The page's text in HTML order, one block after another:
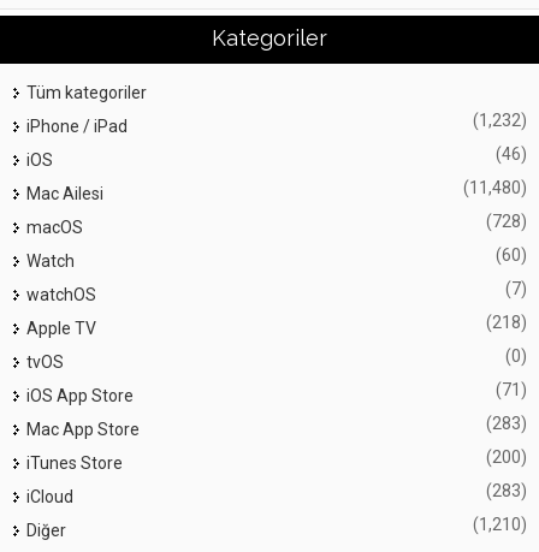
Kategoriler
Tüm kategoriler
iPhone / iPad
(1,232)
iOS (46)
Mac Ailesi (11,480)
macOS (728)
Watch (60)
watchOS (7)
Apple TV (218)
tvOS (0)
iOS App Store (71)
Mac App Store (283)
iTunes Store (200)
iCloud (283)
Diğer (1,210)